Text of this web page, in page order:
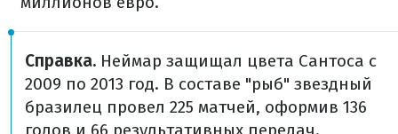
Справка. Неймар защищал цвета Сантоса с
2009 по 2013 год. В составе "рыб" звездный
бразилец провел 225 матчей, оформив 136